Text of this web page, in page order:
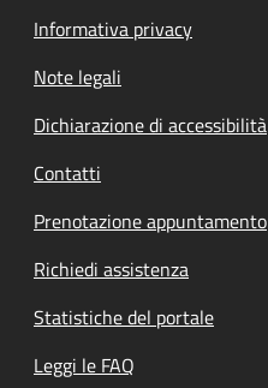
Informativa privacy
Note legali
Dichiarazione di accessibilità
Contatti
Prenotazione appuntamento
Richiedi assistenza
Statistiche del portale
Leggi le FAQ